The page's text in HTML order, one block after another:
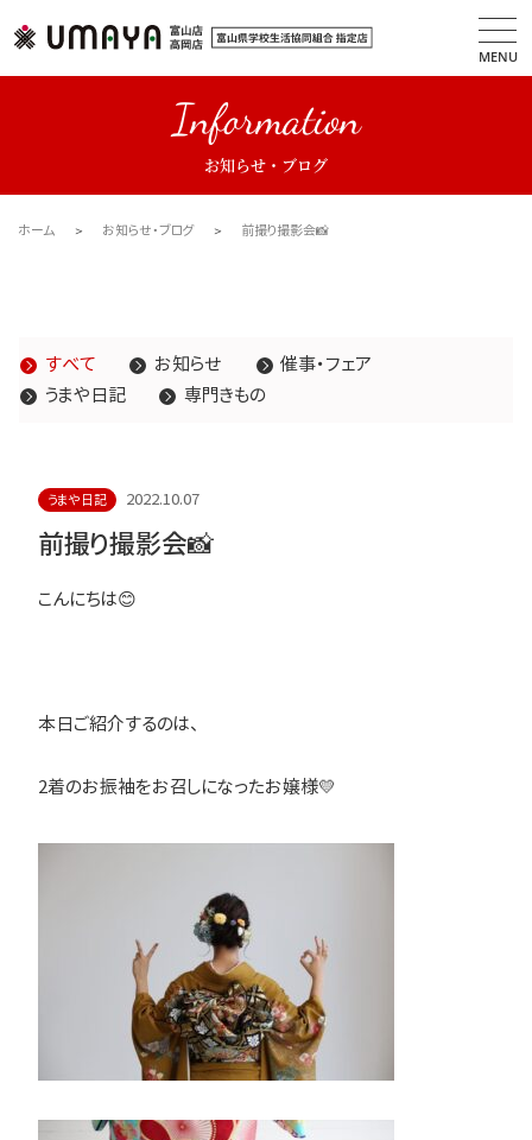
MENU
Information
お知らせ・ブログ
ホーム お知らせ・ブログ 前撮り撮影会📸
すべて お知らせ
催事・フェア
うまや日記
専門きもの
うまや日記 2022.10.07
前撮り撮影会📸
こんにちは😊
本日ご紹介するのは、
2着のお振袖をお召しになったお嬢様💛